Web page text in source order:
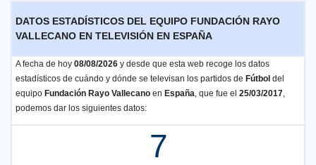
DATOS ESTADÍSTICOS DEL EQUIPO FUNDACIÓN RAYO
VALLECANO EN TELEVISIÓN EN ESPAÑA
A fecha de hoy 08/08/2026 y desde que esta web recoge los datos
estadísticos de cuándo y dónde se televisan los partidos de Fútbol del
equipo Fundación Rayo Vallecano en España, que fue el 25/03/2017,
podemos dar los siguientes datos:
7